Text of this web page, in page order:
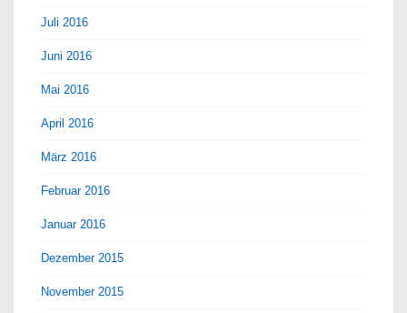
Juli 2016
Juni 2016
Mai 2016
April 2016
März 2016
Februar 2016
Januar 2016
Dezember 2015
November 2015